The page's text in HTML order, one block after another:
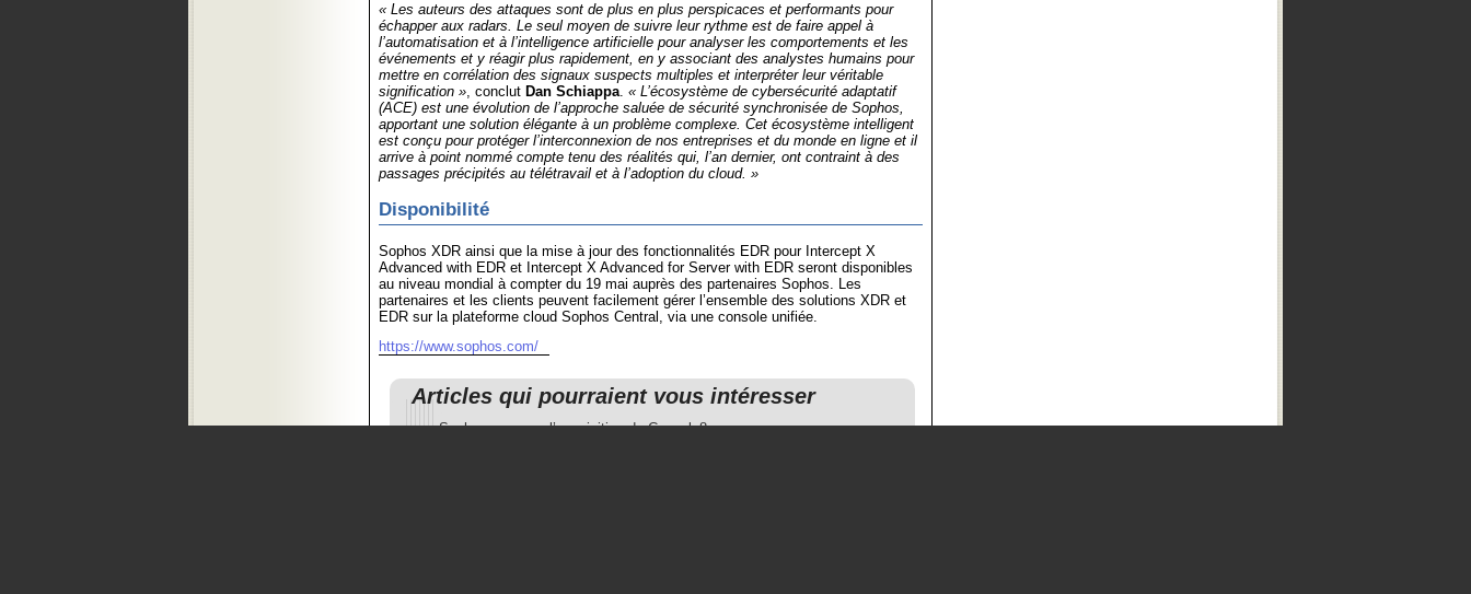
« Les auteurs des attaques sont de plus en plus perspicaces et performants pour
échapper aux radars. Le seul moyen de suivre leur rythme est de faire appel à
l’automatisation et à l’intelligence artificielle pour analyser les comportements et les
événements et y réagir plus rapidement, en y associant des analystes humains pour
mettre en corrélation des signaux suspects multiples et interpréter leur véritable
signification », conclut Dan Schiappa. « L’écosystème de cybersécurité adaptatif
(ACE) est une évolution de l’approche saluée de sécurité synchronisée de Sophos,
apportant une solution élégante à un problème complexe. Cet écosystème intelligent
est conçu pour protéger l’interconnexion de nos entreprises et du monde en ligne et il
arrive à point nommé compte tenu des réalités qui, l’an dernier, ont contraint à des
passages précipités au télétravail et à l’adoption du cloud. »
Disponibilité
Sophos XDR ainsi que la mise à jour des fonctionnalités EDR pour Intercept X
Advanced with EDR et Intercept X Advanced for Server with EDR seront disponibles
au niveau mondial à compter du 19 mai auprès des partenaires Sophos. Les
partenaires et les clients peuvent facilement gérer l’ensemble des solutions XDR et
EDR sur la plateforme cloud Sophos Central, via une console unifiée.
https://www.sophos.com/
Articles qui pourraient vous intéresser
Sophos annonce l’acquisition de Capsule8